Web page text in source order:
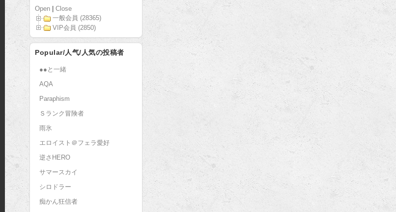
Open
Close
一般会員 (28365)
VIP会員 (2850)
Popular/人气/人気の投稿者
●●と一緒
AQA
Paraphism
Ｓランク冒険者
雨氷
エロイスト＠フェラ愛好
逆さHERO
サマースカイ
シロドラー
痴かん狂信者